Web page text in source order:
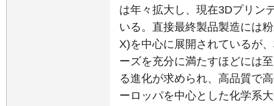
は年々拡大し、現在3Dプリン
いる。直接最終製品製造には
X)を中心に展開されているが
ーズを充分に満たすほどには
る進化が求められ、高品質で
ーロッパを中心とした化学系